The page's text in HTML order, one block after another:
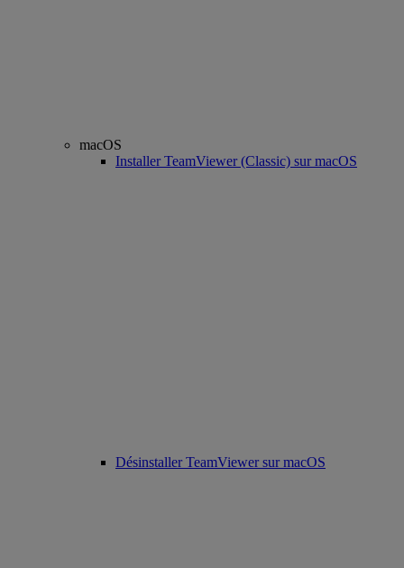
macOS
Installer TeamViewer (Classic) sur macOS
Désinstaller TeamViewer sur macOS